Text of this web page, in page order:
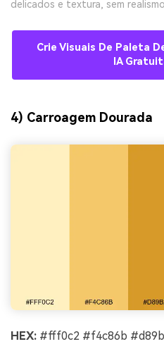
delicados e textura, sem
Crie Visuais De Paleta
IA
4) Carroagem Dourada
HEX: #fff0c2 #f4c86b